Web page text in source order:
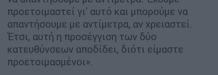
προετοιμαστεί γι' αυτό και μπορούμε να
απαντήσουμε με αντίμετρα, αν χρειαστεί.
Έτσι, αυτή η προσέγγιση των δύο
κατευθύνσεων αποδίδει, διότι είμαστε
προετοιμασμένοι».